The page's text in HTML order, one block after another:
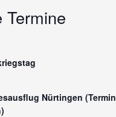
Termine
Nürtingen (Termin